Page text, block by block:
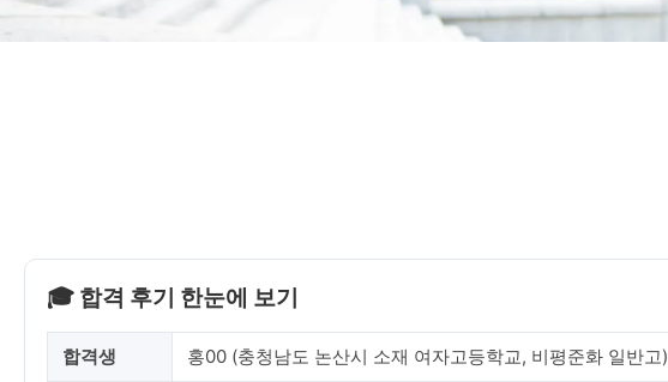
🎓 합격 후기 한눈에 보기
합격생 홍00 (충청남도 논산시 소재 여자고등학교, 비평준화 일반고)